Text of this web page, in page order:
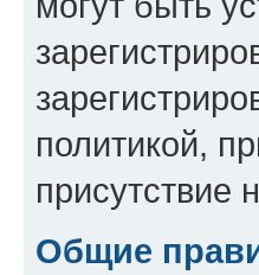
политикой,
присутствие
Общие